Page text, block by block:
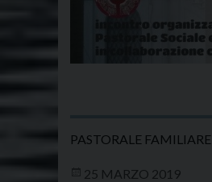
PASTORALE FAMILIARE
25 MARZO 2019